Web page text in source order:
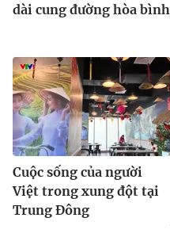
dài cung đường hòa bình
Cuộc sống của người
Việt trong xung đột tại
Trung Đông